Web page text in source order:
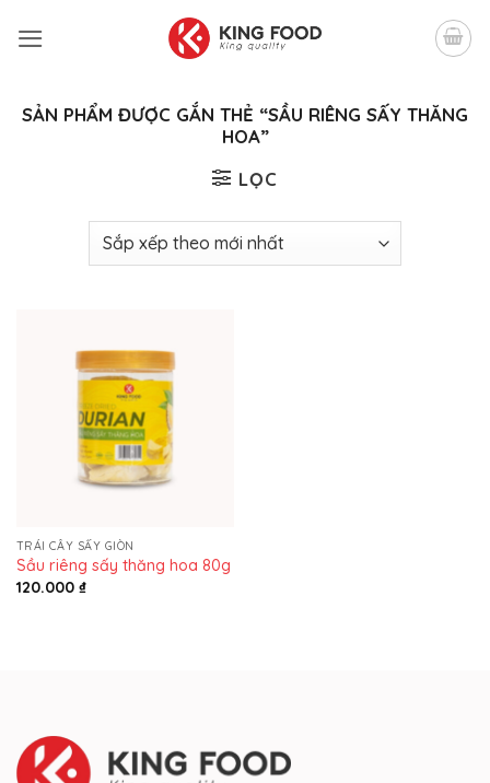
qua
SẢN PHẨM ĐƯỢC GẮN THẺ “SẦU RIÊNG SẤY THĂNG
HOA”
LỌC
TRÁI CÂY SẤY GIÒN
Sầu riêng sấy thăng hoa 80g
120.000 ₫